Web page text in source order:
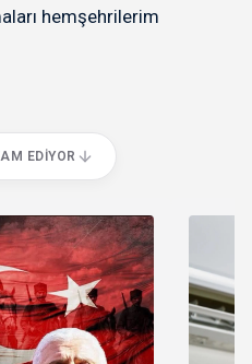
hemşehrilerim
EDIYOR